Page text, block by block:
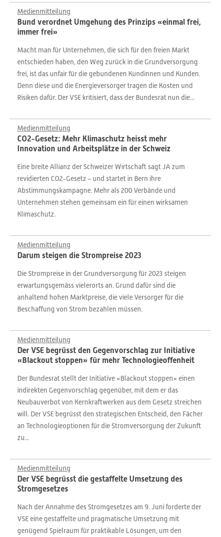
Medienmitteilung
Bund verordnet Umgehung des Prinzips «einmal frei,
immer frei»
Macht man für Unternehmen, die sich für den freien Markt
entschieden haben, den Weg zurück in die Grundversorgung
frei, ist das unfair für die gebundenen Kundinnen und Kunden.
Denn diese und die Energieversorger tragen die Kosten und
Risiken dafür. Der VSE kritisiert, dass der Bundesrat nun die...
Medienmitteilung
CO2-Gesetz: Mehr Klimaschutz heisst mehr
Innovation und Arbeitsplätze in der Schweiz
Eine breite Allianz der Schweizer Wirtschaft sagt JA zum
revidierten CO2-Gesetz – und startet in Bern ihre
Abstimmungskampagne. Mehr als 200 Verbände und
Unternehmen stehen gemeinsam ein für einen wirksamen
Klimaschutz.
Medienmitteilung
Darum steigen die Strompreise 2023
Die Strompreise in der Grundversorgung für 2023 steigen
erwartungsgemäss vielerorts an. Grund dafür sind die
anhaltend hohen Marktpreise, die viele Versorger für die
Beschaffung von Strom bezahlen müssen.
Medienmitteilung
Der VSE begrüsst den Gegenvorschlag zur Initiative
«Blackout stoppen» für mehr Technologieoffenheit
Der Bundesrat stellt der Initiative «Blackout stoppen» einen
indirekten Gegenvorschlag gegenüber, mit dem er das
Neubauverbot von Kernkraftwerken aus dem Gesetz streichen
will. Der VSE begrüsst den strategischen Entscheid, den Fächer
an Technologieoptionen für die Stromversorgung der Zukunft
zu...
Medienmitteilung
Der VSE begrüsst die gestaffelte Umsetzung des
Stromgesetzes
Nach der Annahme des Stromgesetzes am 9. Juni forderte der
VSE eine gestaffelte und pragmatische Umsetzung mit
genügend Spielraum für praktikable Lösungen, um den